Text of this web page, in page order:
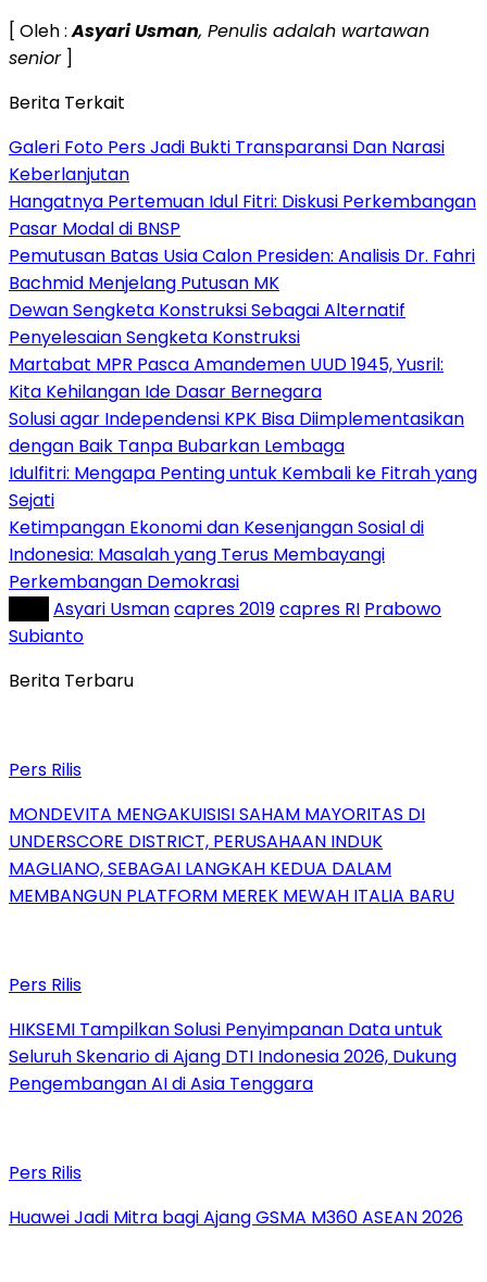
[ Oleh :Asyari Usman, Penulis adalah wartawan
senior]
Berita Terkait
Galeri Foto Pers Jadi Bukti Transparansi Dan Narasi
Keberlanjutan
Hangatnya Pertemuan Idul Fitri: Diskusi Perkembangan
Pasar Modal di BNSP
Pemutusan Batas Usia Calon Presiden: Analisis Dr. Fahri
Bachmid Menjelang Putusan MK
Dewan Sengketa Konstruksi Sebagai Alternatif
Penyelesaian Sengketa Konstruksi
Martabat MPR Pasca Amandemen UUD 1945, Yusril:
Kita Kehilangan Ide Dasar Bernegara
Solusi agar Independensi KPK Bisa Diimplementasikan
dengan Baik Tanpa Bubarkan Lembaga
Idulfitri: Mengapa Penting untuk Kembali ke Fitrah yang
Sejati
Ketimpangan Ekonomi dan Kesenjangan Sosial di
Indonesia: Masalah yang Terus Membayangi
Perkembangan Demokrasi
Asyari Usmancapres 2019capres RI Prabowo
Subianto
Berita Terbaru
Pers Rilis
MONDEVITA MENGAKUISISI SAHAM MAYORITAS DI
UNDERSCORE DISTRICT, PERUSAHAAN INDUK
MAGLIANO, SEBAGAI LANGKAH KEDUA DALAM
MEMBANGUN PLATFORM MEREK MEWAH ITALIA BARU
Pers Rilis
HIKSEMI Tampilkan Solusi Penyimpanan Data untuk
Seluruh Skenario di Ajang DTI Indonesia 2026, Dukung
Pengembangan AI di Asia Tenggara
Pers Rilis
Huawei Jadi Mitra bagi Ajang GSMA M360 ASEAN 2026